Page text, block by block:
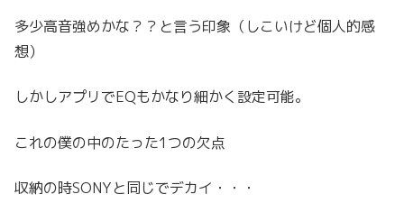
多少高音強めかな？？と言う印象（しこいけど個人的感
想）
しかしアプリでEQもかなり細かく設定可能。
これの僕の中のたった1つの欠点
収納の時SONYと同じでデカイ・・・